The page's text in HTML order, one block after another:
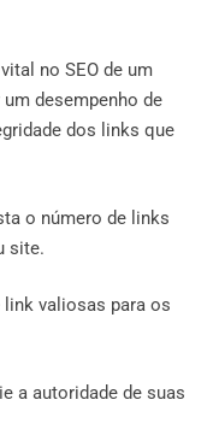
no SEO de um
desempenho de
dos links que
o número de links
site.
valiosas para os
a autoridade de suas